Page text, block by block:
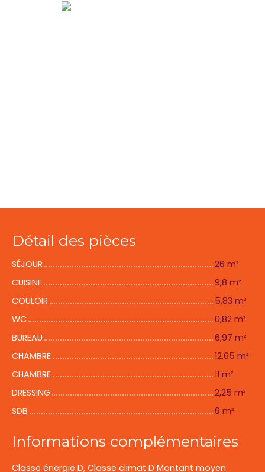
Détail des pièces
SÉJOUR
26 m²
CUISINE
9,8 m²
COULOIR
5,83 m²
WC
0,82 m²
BUREAU
6,97 m²
CHAMBRE
12,65 m²
CHAMBRE
11 m²
DRESSING
2,25 m²
SDB
6 m²
Informations complémentaires
Classe énergie D, Classe climat D Montant moyen